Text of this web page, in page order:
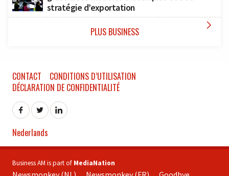
stratégie d’exportation
PLUS BUSINESS 
CONTACT
CONDITIONS D’UTILISATION
DÉCLARATION DE CONFIDENTIALITÉ
Nederlands
Business AM is part of MediaNation